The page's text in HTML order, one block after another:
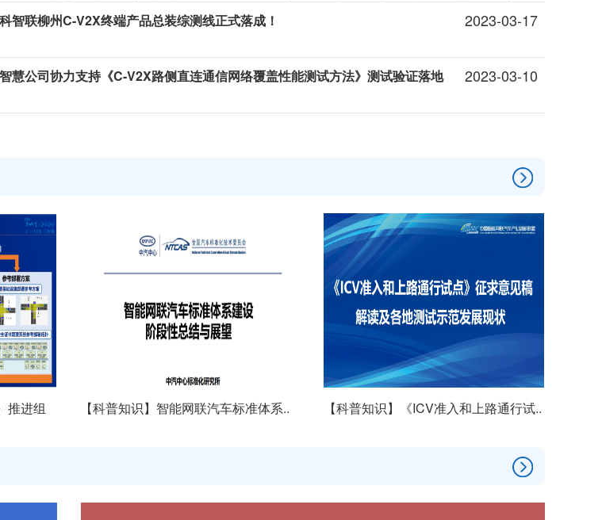
智联柳州C-V2X终端产品总装综测线正式落成！
2023-03-17
慧公司协力支持《C-V2X路侧直连通信网络覆盖性能测试方法》测试验证落地 2023-03-10
推进组
【科普知识】智能网联汽车标准体系.. 【科普知识】《ICV准入和上路通行试..